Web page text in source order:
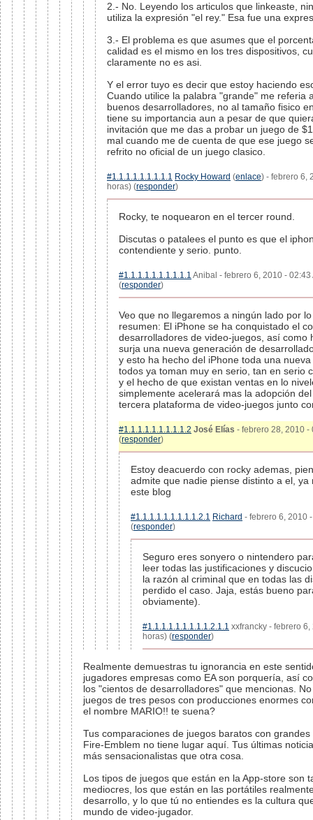
2.- No. Leyendo los articulos que linkeaste,
utiliza la expresión "el rey." Esa fue una
3.- El problema es que asumes que el
calidad es el mismo en los tres dispositivos,
claramente no es asi.
Y el error tuyo es decir que estoy haciendo
Cuando utilice la palabra "grande" me referia
buenos desarrolladores, no al tamaño fisico
tiene su importancia aun a pesar de que
invitación que me das a probar un juego de
mal cuando me de cuenta de que ese juego
refrito no oficial de un juego clasico.
#1.1.1.1.1.1.1.1.1 Rocky Howard (enlace) - febrero 6,
horas) (responder)
Rocky, te noquearon en el tercer round.
Discutas o patalees el punto es que el
contendiente y serio. punto.
#1.1.1.1.1.1.1.1.1.1 Anibal - febrero 6, 2010 -
(responder)
Veo que no llegaremos a ningún lado por
resumen: El iPhone se ha conquistado el
desarrolladores de video-juegos, así como
surja una nueva generación de
y esto ha hecho del iPhone toda una
todos ya toman muy en serio, tan en serio
y el hecho de que existan ventas en lo
simplemente acelerará mas la adopción
tercera plataforma de video-juegos junto
#1.1.1.1.1.1.1.1.1.2 José Elías - febrero 28, 2010 -
(responder)
Estoy deacuerdo con rocky ademas,
admite que nadie piense distinto a el, ya
este blog
#1.1.1.1.1.1.1.1.1.2.1 Richard - febrero 6, 2010
(responder)
Seguro eres sonyero o nintendero
leer todas las justificaciones y
la razón al criminal que en todas las
perdido el caso. Jaja, estás bueno
obviamente).
#1.1.1.1.1.1.1.1.1.2.1.1 xxfrancky - febrero
horas) (responder)
Realmente demuestras tu ignorancia en este
jugadores empresas como EA son porquería, así
los "cientos de desarrolladores" que mencionas.
juegos de tres pesos con producciones enormes
el nombre MARIO!! te suena?
Tus comparaciones de juegos baratos con
Fire-Emblem no tiene lugar aquí. Tus últimas
más sensacionalistas que otra cosa.
Los tipos de juegos que están en la App-store son
mediocres, los que están en las portátiles
desarrollo, y lo que tú no entiendes es la cultura
mundo de video-jugador.